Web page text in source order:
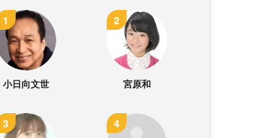
小日向文世 宮原和